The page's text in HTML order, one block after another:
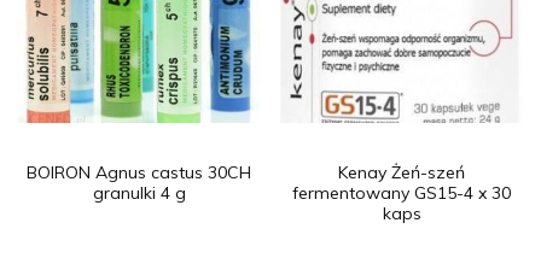
BOIRON Agnus castus 30CH
granulki 4 g
Kenay Żeń-szeń
fermentowany GS15-4 x 30
kaps